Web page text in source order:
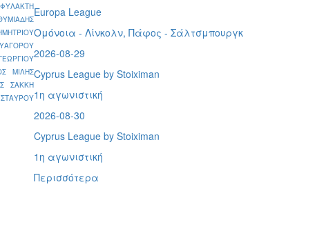
ΜΙΛΗΣ
ΣΑΚΚΗ
Europa League
Ομόνοια - Λίνκολν, Πάφος - Σάλτσμπουργκ
2026-08-29
Cyprus League by Stoiximan
1η αγωνιστική
2026-08-30
Cyprus League by Stoiximan
1η αγωνιστική
Περισσότερα